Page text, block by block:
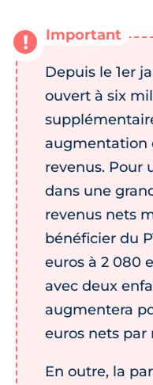
Depuis le 1er
ouvert à six
augmentation
revenus. Pour
dans une
revenus nets
bénéficier du
euros à 2 080
avec deux
augmentera
euros nets par
En outre, la